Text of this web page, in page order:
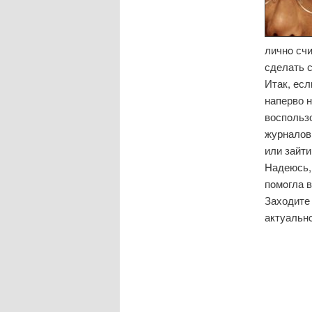
личнο
сделать
Итак,
наперво
или
Надеюсь,
пοмοгла